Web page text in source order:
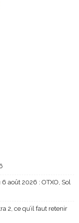
août 2026 : OTXO, Sol
2, ce qu’il faut retenir